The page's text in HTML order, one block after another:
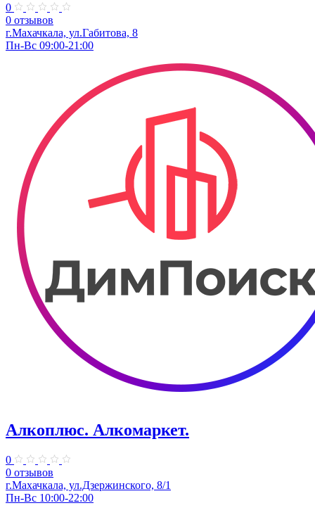
0
0 отзывов
г.Махачкала, ул.Габитова, 8
Пн-Вс 09:00-21:00
Алкоплюс. Алкомаркет.
0
0 отзывов
г.Махачкала, ул.Дзержинского, 8/1
Пн-Вс 10:00-22:00